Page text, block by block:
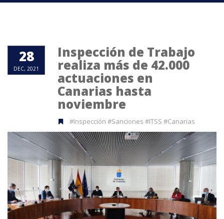
28
DEC, 2021
Inspección de Trabajo
realiza más de 42.000
actuaciones en
Canarias hasta
noviembre
#Inspección #Sanciones #ITSS #Canarias